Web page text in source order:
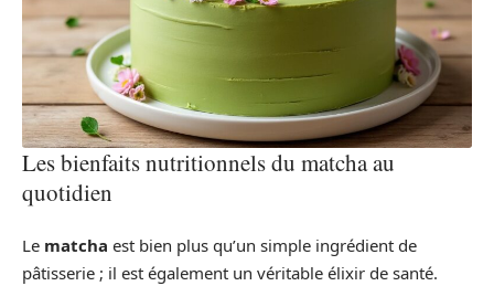
Les bienfaits nutritionnels du matcha au
quotidien
Le matcha est bien plus qu’un simple ingrédient de
pâtisserie ; il est également un véritable élixir de santé.